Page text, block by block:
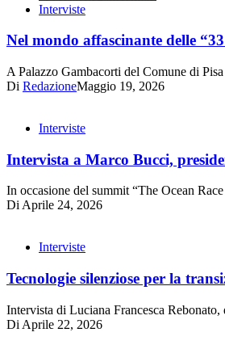
Interviste
Nel mondo affascinante delle
A Palazzo Gambacorti del Comune di
Di RedazioneMaggio 19, 2026
Interviste
Intervista a Marco Bucci,
In occasione del summit “The Ocean
Di Aprile 24, 2026
Interviste
Tecnologie silenziose per la
Intervista di Luciana Francesca
Di Aprile 22, 2026